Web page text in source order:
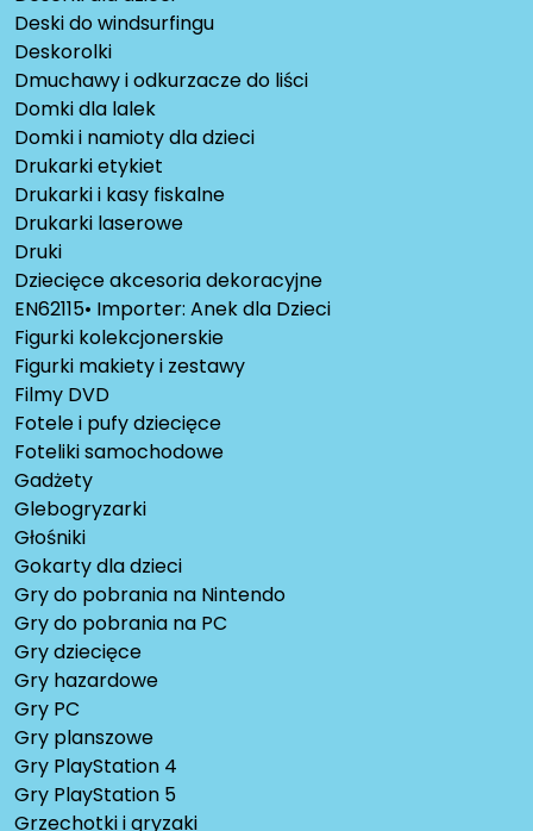
Deski do windsurfingu
Deskorolki
Dmuchawy i odkurzacze do liści
Domki dla lalek
Domki i namioty dla dzieci
Drukarki etykiet
Drukarki i kasy fiskalne
Drukarki laserowe
Druki
Dziecięce akcesoria dekoracyjne
EN62115• Importer: Anek dla Dzieci
Figurki kolekcjonerskie
Figurki makiety i zestawy
Filmy DVD
Fotele i pufy dziecięce
Foteliki samochodowe
Gadżety
Glebogryzarki
Głośniki
Gokarty dla dzieci
Gry do pobrania na Nintendo
Gry do pobrania na PC
Gry dziecięce
Gry hazardowe
Gry PC
Gry planszowe
Gry PlayStation 4
Gry PlayStation 5
Grzechotki i gryzaki